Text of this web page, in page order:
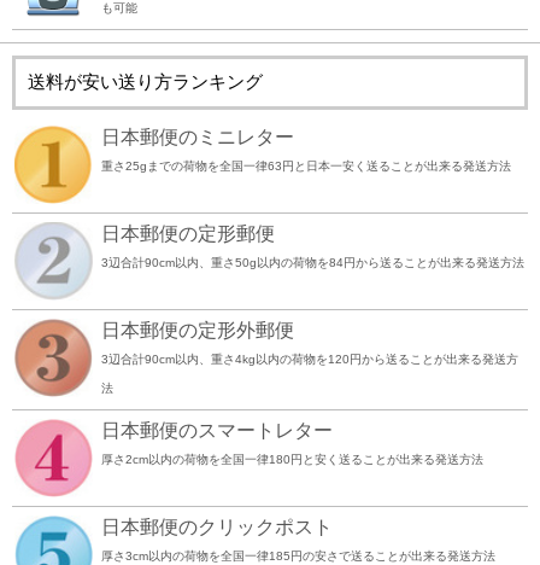
も可能
送料が安い送り方ランキング
日本郵便のミニレター
重さ25gまでの荷物を全国一律63円と日本一安く送ることが出来る発送方法
日本郵便の定形郵便
3辺合計90cm以内、重さ50g以内の荷物を84円から送ることが出来る発送方法
日本郵便の定形外郵便
3辺合計90cm以内、重さ4kg以内の荷物を120円から送ることが出来る発送方
法
日本郵便のスマートレター
厚さ2cm以内の荷物を全国一律180円と安く送ることが出来る発送方法
日本郵便のクリックポスト
厚さ3cm以内の荷物を全国一律185円の安さで送ることが出来る発送方法